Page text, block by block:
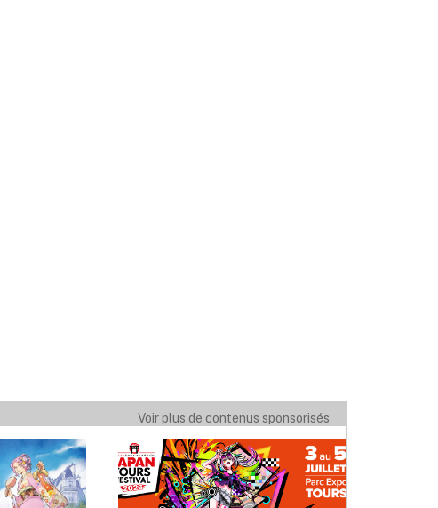
Voir plus de contenus sponsorisés